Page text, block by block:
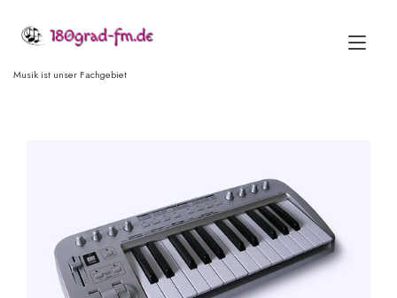
content
Musik ist unser Fachgebiet